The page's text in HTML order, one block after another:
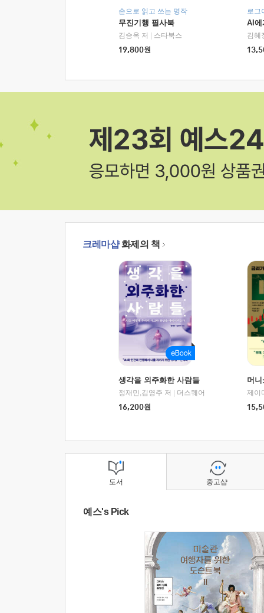
손으로 읽고 쓰는 명작
무진기행 필사북
김승옥 저
스타북스
19,800원
로그
AI에
김혜
크레마샵화제의 책
생각을 외주화한 사람들
정재민,김영주 저
더스퀘어
16,200원
머
도서
예스's Pick
중고샵